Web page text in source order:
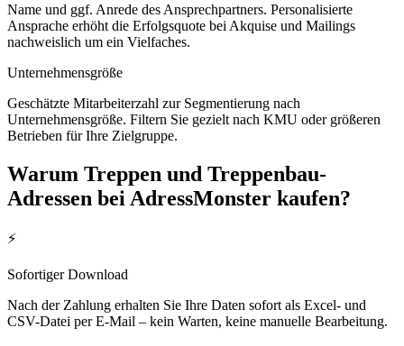
Name und ggf. Anrede des Ansprechpartners. Personalisierte
Ansprache erhöht die Erfolgsquote bei Akquise und Mailings
nachweislich um ein Vielfaches.
Unternehmensgröße
Geschätzte Mitarbeiterzahl zur Segmentierung nach
Unternehmensgröße. Filtern Sie gezielt nach KMU oder größeren
Betrieben für Ihre Zielgruppe.
Warum Treppen und Treppenbau-
Adressen bei AdressMonster kaufen?
⚡
Sofortiger Download
Nach der Zahlung erhalten Sie Ihre Daten sofort als Excel- und
CSV-Datei per E-Mail – kein Warten, keine manuelle Bearbeitung.